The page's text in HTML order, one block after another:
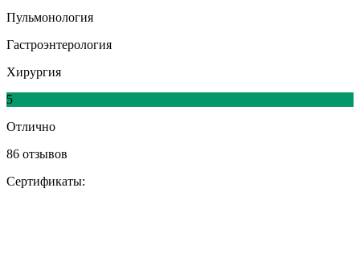
Пульмонология
Гастроэнтерология
Хирургия
5
Отлично
86 отзывов
Сертификаты: